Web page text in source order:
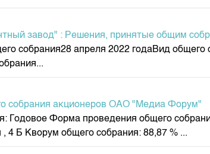
завод" : Решения, принятые общим
собрания28 апреля 2022 годаВид
собрания акционеров ОАО "Медиа Форум"
Годовое Форма проведения общего
, 4 Б Кворум общего собрания: 88,87 % ...